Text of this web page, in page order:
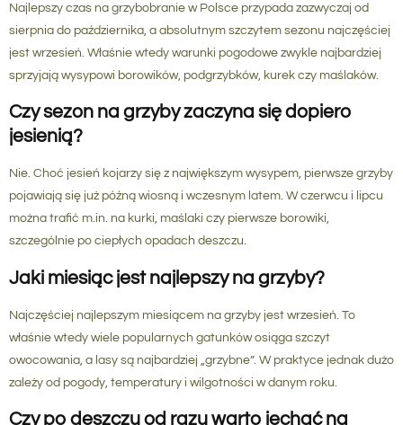
Najlepszy czas na grzybobranie w Polsce przypada zazwyczaj od
sierpnia do października, a absolutnym szczytem sezonu najczęściej
jest wrzesień. Właśnie wtedy warunki pogodowe zwykle najbardziej
sprzyjają wysypowi borowików, podgrzybków, kurek czy maślaków.
Czy sezon na grzyby zaczyna się dopiero
jesienią?
Nie. Choć jesień kojarzy się z największym wysypem, pierwsze grzyby
pojawiają się już późną wiosną i wczesnym latem. W czerwcu i lipcu
można trafić m.in. na kurki, maślaki czy pierwsze borowiki,
szczególnie po ciepłych opadach deszczu.
Jaki miesiąc jest najlepszy na grzyby?
Najczęściej najlepszym miesiącem na grzyby jest wrzesień. To
właśnie wtedy wiele popularnych gatunków osiąga szczyt
owocowania, a lasy są najbardziej „grzybne”. W praktyce jednak dużo
zależy od pogody, temperatury i wilgotności w danym roku.
Czy po deszczu od razu warto jechać na